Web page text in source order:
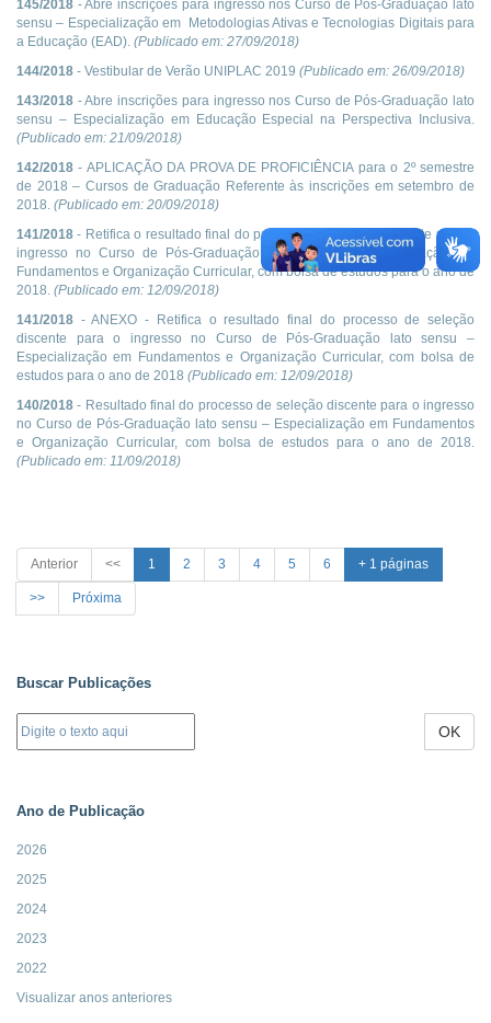
145/2018 - Abre inscrições para ingresso nos Curso de Pós-Graduação lato
sensu – Especialização em Metodologias Ativas e Tecnologias Digitais para
a Educação (EAD). (Publicado em: 27/09/2018)
144/2018 - Vestibular de Verão UNIPLAC 2019 (Publicado em: 26/09/2018)
143/2018 - Abre inscrições para ingresso nos Curso de Pós-Graduação lato
sensu – Especialização em Educação Especial na Perspectiva Inclusiva.
(Publicado em: 21/09/2018)
142/2018 - APLICAÇÃO DA PROVA DE PROFICIÊNCIA para o 2º semestre
de 2018 – Cursos de Graduação Referente às inscrições em setembro de
2018. (Publicado em: 20/09/2018)
141/2018 - Retifica o resultado final do processo de seleção discente para o
ingresso no Curso de Pós-Graduação lato sensu – Especialização em
Fundamentos e Organização Curricular, com bolsa de estudos para o ano de
2018. (Publicado em: 12/09/2018)
141/2018 - ANEXO - Retifica o resultado final do processo de seleção
discente para o ingresso no Curso de Pós-Graduação lato sensu –
Especialização em Fundamentos e Organização Curricular, com bolsa de
estudos para o ano de 2018 (Publicado em: 12/09/2018)
140/2018 - Resultado final do processo de seleção discente para o ingresso
no Curso de Pós-Graduação lato sensu – Especialização em Fundamentos
e Organização Curricular, com bolsa de estudos para o ano de 2018.
(Publicado em: 11/09/2018)
Anterior << 1 2 3 4 5 6 + 1 páginas
>> Próxima
Buscar Publicações
OK
Ano de Publicação
2026
2025
2024
2023
2022
Visualizar anos anteriores